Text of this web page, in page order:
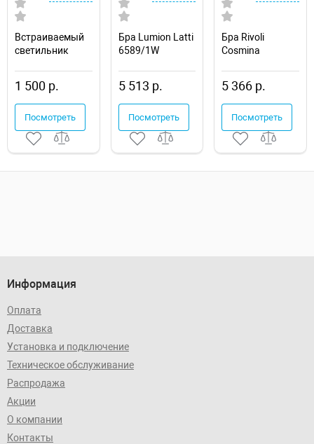
Встраиваемый
светильник
1 500 р.
Посмотреть
Бра Lumion Latti
6589/1W
5 513 р.
Посмотреть
Бра Rivoli
Cosmina
5 366 р.
Посмотреть
Информация
Оплата
Доставка
Установка и подключение
Техническое обслуживание
Распродажа
Акции
О компании
Контакты